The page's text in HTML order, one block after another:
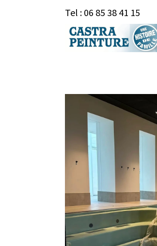
Tel : 06 85 38 41 15